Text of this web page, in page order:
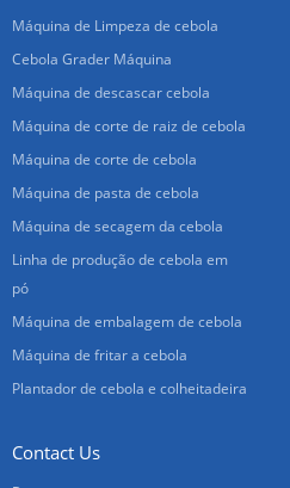
Máquina de Limpeza de cebola
Cebola Grader Máquina
Máquina de descascar cebola
Máquina de corte de raiz de cebola
Máquina de corte de cebola
Máquina de pasta de cebola
Máquina de secagem da cebola
Linha de produção de cebola em
pó
Máquina de embalagem de cebola
Máquina de fritar a cebola
Plantador de cebola e colheitadeira
Contact Us